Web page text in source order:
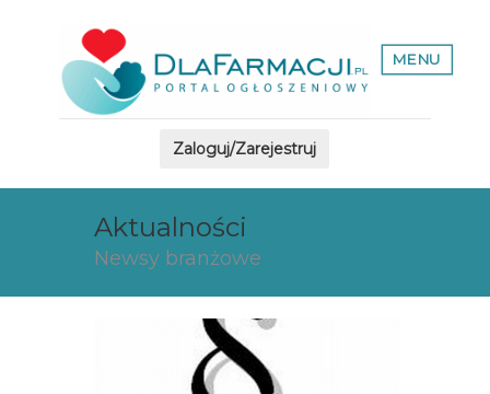
MENU
Zaloguj/Zarejestruj
Aktualności
Newsy branżowe